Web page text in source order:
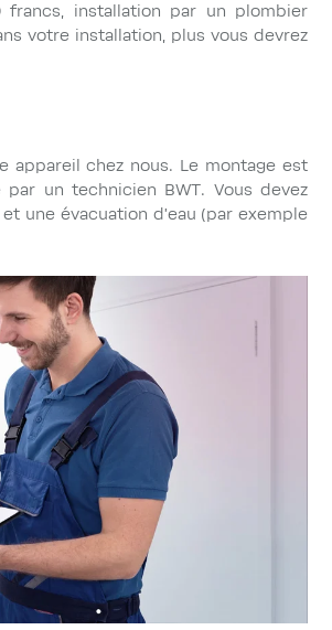
installation par un plombier
votre installation, plus vous devrez
appareil chez nous. Le montage est
un technicien BWT. Vous devez
une évacuation d'eau (par exemple